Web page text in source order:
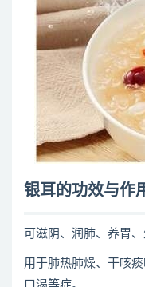
银耳的功效与作
可滋阴、润肺、养胃
用于肺热肺燥、干咳